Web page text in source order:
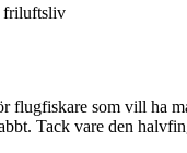
friluftsliv
flugfiskare som vill ha
Tack vare den